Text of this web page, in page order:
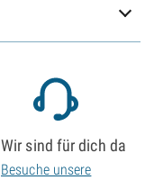
Wir sind für dich da
Besuche unsere